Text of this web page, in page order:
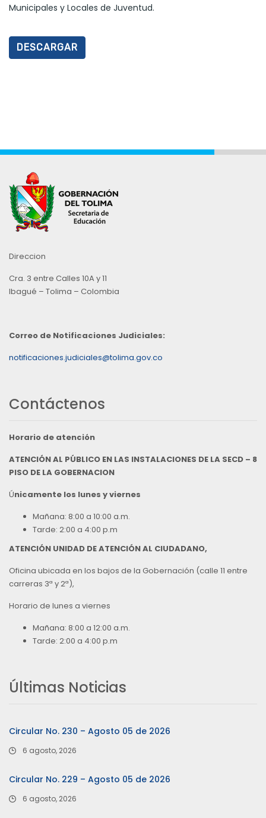
Municipales y Locales de Juventud.
DESCARGAR
Direccion
Cra. 3 entre Calles 10A y 11
Ibagué – Tolima – Colombia
Correo de Notificaciones Judiciales:
notificaciones.judiciales@tolima.gov.co
Contáctenos
Horario de atención
ATENCIÓN AL PÚBLICO EN LAS INSTALACIONES DE LA SECD – 8
PISO DE LA GOBERNACION
Únicamente los lunes y viernes
Mañana: 8:00 a 10:00 a.m.
Tarde: 2:00 a 4:00 p.m
ATENCIÓN UNIDAD DE ATENCIÓN AL CIUDADANO,
Oficina ubicada en los bajos de la Gobernación (calle 11 entre
carreras 3ª y 2ª),
Horario de lunes a viernes
Mañana: 8:00 a 12:00 a.m.
Tarde: 2:00 a 4:00 p.m
Últimas Noticias
Circular No. 230 – Agosto 05 de 2026
6 agosto, 2026
Circular No. 229 – Agosto 05 de 2026
6 agosto, 2026